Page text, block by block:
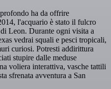
ha da offrire
l'acquario è stato il fulcro
Leon. Durante ogni visita a
vedrai squali e pesci tropicali,
curiosi. Potresti addirittura
stupire dalle meduse
voliera interattiva, vasche tattili
sfrenata avventura a San